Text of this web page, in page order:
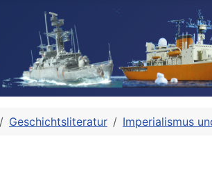
Geschichtsliteratur Imperialismus